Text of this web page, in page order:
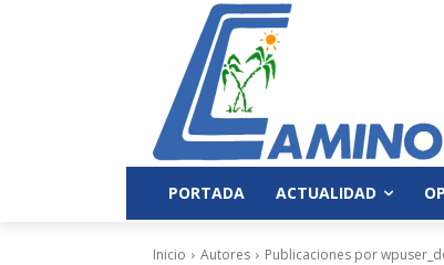
PORTADA ACTUALIDAD
Inicio Autores Publicaciones por